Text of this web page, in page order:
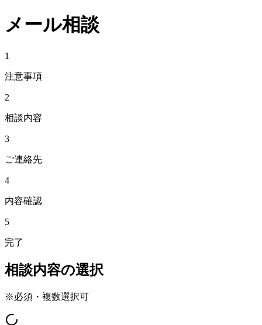
メール相談
1
注意事項
2
相談内容
3
ご連絡先
4
内容確認
5
完了
相談内容の選択
※必須・複数選択可